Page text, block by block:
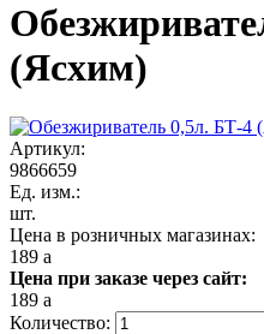
(Ясхим)
Артикул:
9866659
Ед. изм.:
шт.
Цена в розничных магазинах:
189 a
Цена при заказе через сайт:
189 a
Количество: